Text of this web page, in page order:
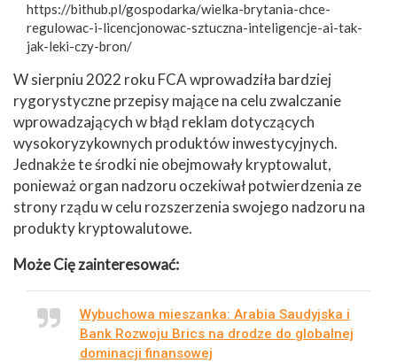
https://bithub.pl/gospodarka/wielka-brytania-chce-
regulowac-i-licencjonowac-sztuczna-inteligencje-ai-tak-
jak-leki-czy-bron/
W sierpniu 2022 roku FCA wprowadziła bardziej
rygorystyczne przepisy mające na celu zwalczanie
wprowadzających w błąd reklam dotyczących
wysokoryzykownych produktów inwestycyjnych.
Jednakże te środki nie obejmowały kryptowalut,
ponieważ organ nadzoru oczekiwał potwierdzenia ze
strony rządu w celu rozszerzenia swojego nadzoru na
produkty kryptowalutowe.
Może Cię zainteresować:
Wybuchowa mieszanka: Arabia Saudyjska i
Bank Rozwoju Brics na drodze do globalnej
dominacji finansowej